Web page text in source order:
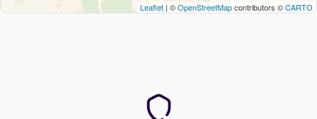
Leaflet | ©OpenStreetMapcontributors ©CARTO